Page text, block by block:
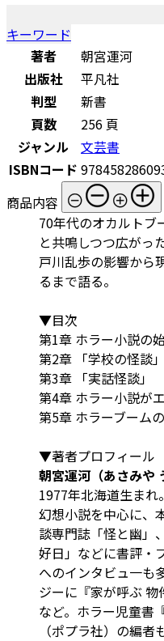
キーワード
著者
朝宮運河
出版社
平凡社
判型
新書
頁数
256 頁
ジャンル
文芸書
ISBNコード
商品内容
70年代のオカルトブ
と共鳴しつつ広がっ
戸川乱歩の影響から
るまで語る。
▼目次
第1章 ホラー小説の
第2章 「学校の怪談
第3章 「実話怪談」
第4章 ホラー小説が
第5章 ホラーブーム
▼著者プロフィール
朝宮運河（あさみや
1977年北海道生まれ
幻想小説を中心に、
談専門誌「怪と幽」
好日」などに書評・
へのインタビュ一も
ジーに『家が呼ぶ 物
など。ホラー児童書
（ポプラ社）の編者